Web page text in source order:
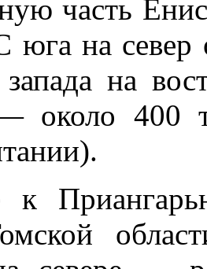
часть
юга на север
на
около 400
к